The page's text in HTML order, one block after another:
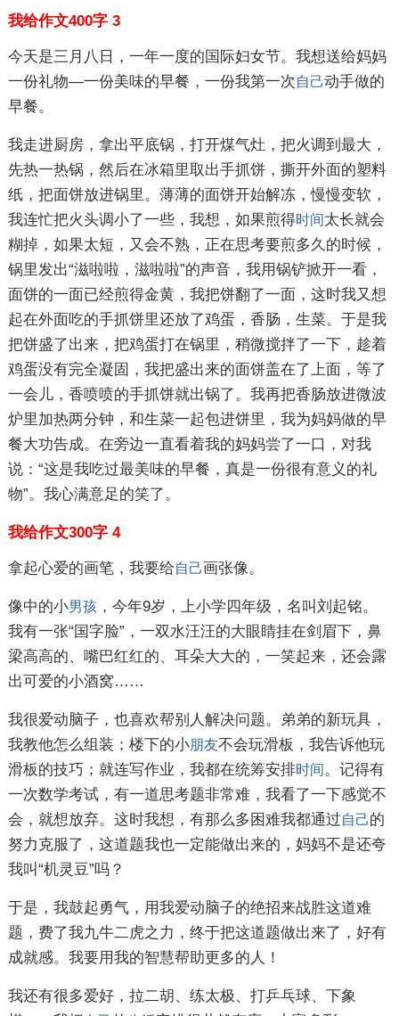
我给作文400字 3
今天是三月八日，一年一度的国际妇女节。我想送给妈妈
一份礼物—一份美味的早餐，一份我第一次自己动手做的
早餐。
我走进厨房，拿出平底锅，打开煤气灶，把火调到最大，
先热一热锅，然后在冰箱里取出手抓饼，撕开外面的塑料
纸，把面饼放进锅里。薄薄的面饼开始解冻，慢慢变软，
我连忙把火头调小了一些，我想，如果煎得时间太长就会
糊掉，如果太短，又会不熟，正在思考要煎多久的时候，
锅里发出“滋啦啦，滋啦啦”的声音，我用锅铲掀开一看，
面饼的一面已经煎得金黄，我把饼翻了一面，这时我又想
起在外面吃的手抓饼里还放了鸡蛋，香肠，生菜。于是我
把饼盛了出来，把鸡蛋打在锅里，稍微搅拌了一下，趁着
鸡蛋没有完全凝固，我把盛出来的面饼盖在了上面，等了
一会儿，香喷喷的手抓饼就出锅了。我再把香肠放进微波
炉里加热两分钟，和生菜一起包进饼里，我为妈妈做的早
餐大功告成。在旁边一直看着我的妈妈尝了一口，对我
说：“这是我吃过最美味的早餐，真是一份很有意义的礼
物”。我心满意足的笑了。
我给作文300字 4
拿起心爱的画笔，我要给自己画张像。
像中的小男孩，今年9岁，上小学四年级，名叫刘起铭。
我有一张“国字脸”，一双水汪汪的大眼睛挂在剑眉下，鼻
梁高高的、嘴巴红红的、耳朵大大的，一笑起来，还会露
出可爱的小酒窝……
我很爱动脑子，也喜欢帮别人解决问题。弟弟的新玩具，
我教他怎么组装；楼下的小朋友不会玩滑板，我告诉他玩
滑板的技巧；就连写作业，我都在统筹安排时间。记得有
一次数学考试，有一道思考题非常难，我看了一下感觉不
会，就想放弃。这时我想，有那么多困难我都通过自己的
努力克服了，这道题我也一定能做出来的，妈妈不是还夸
我叫“机灵豆”吗？
于是，我鼓起勇气，用我爱动脑子的绝招来战胜这道难
题，费了我九牛二虎之力，终于把这道题做出来了，好有
成就感。我要用我的智慧帮助更多的人！
我还有很多爱好，拉二胡、练太极、打乒乓球、下象